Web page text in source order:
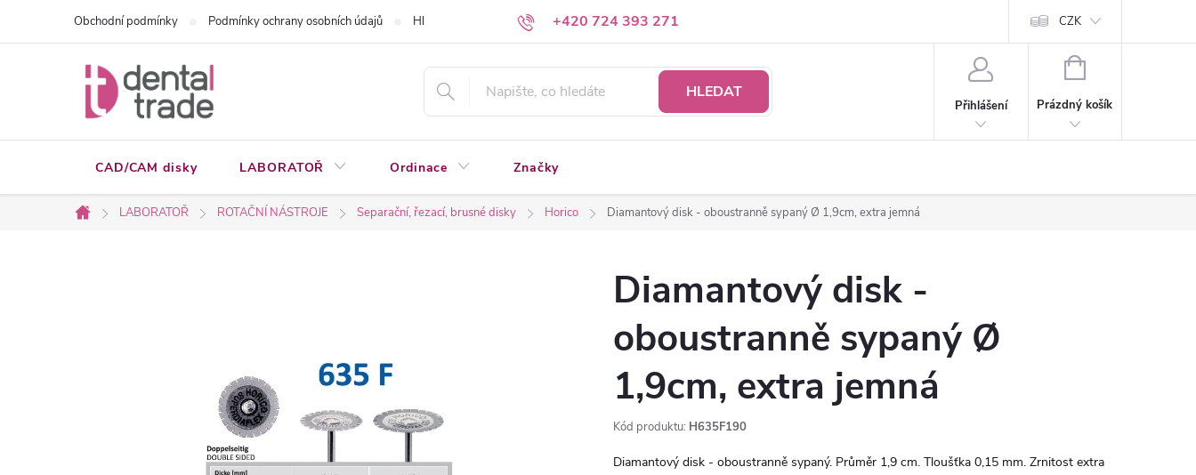
+420 724 393 271
Obchodní podmínky Podmínky ochrany osobních údajů Hledáte a nenacházíte? Napište nám CZK
HLEDAT
Přihlášení
NÁKUPNÍ
Prázdný košík
CAD/CAM disky LABORATOŘ Ordinace Značky
Domů
LABORATOŘ ROTAČNÍ NÁSTROJE Separační, řezací, brusné disky Horico Diamantový disk - oboustranně sypaný Ø 1,9cm, extra jemná
Diamantový disk -
oboustranně sypaný Ø
1,9cm, extra jemná
Kód produktu: H635F190
Diamantový disk - oboustranně sypaný. Průměr 1,9 cm. Tloušťka 0,15 mm. Zrnitost extra